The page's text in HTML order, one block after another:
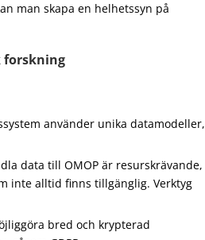
man skapa en helhetssyn på
forskning
använder unika datamodeller,
data till OMOP är resurskrävande,
inte alltid finns tillgänglig. Verktyg
bred och krypterad